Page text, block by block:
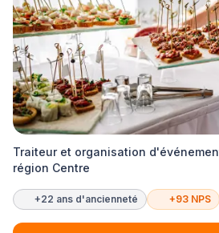
Traiteur et organisation
région Centre
+22 ans d'ancienneté +93 NPS